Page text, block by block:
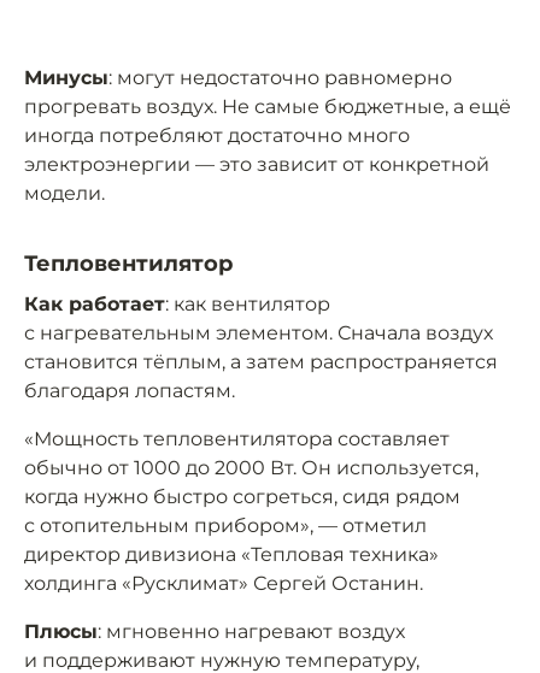
Минусы: могут недостаточно равномерно
прогревать воздух. Не самые бюджетные, а ещё
иногда потребляют достаточно много
электроэнергии — это зависит от конкретной
модели.
Тепловентилятор
Как работает: как вентилятор
с нагревательным элементом. Сначала воздух
становится тёплым, а затем распространяется
благодаря лопастям.
«Мощность тепловентилятора составляет
обычно от 1000 до 2000 Вт. Он используется,
когда нужно быстро согреться, сидя рядом
с отопительным прибором», — отметил
директор дивизиона «Тепловая техника»
холдинга «Русклимат» Сергей Останин.
Плюсы: мгновенно нагревают воздух
и поддерживают нужную температуру,